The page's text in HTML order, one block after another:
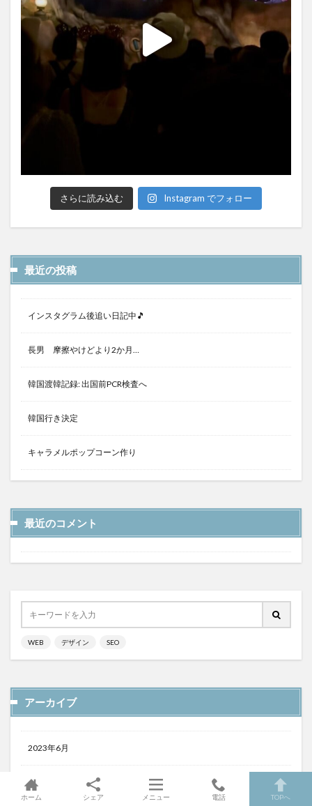
さらに読み込む Instagram でフォロー
最近の投稿
インスタグラム後追い日記中🎵
長男 摩擦やけどより2か月…
韓国渡韓記録: 出国前PCR検査へ
韓国行き決定
キャラメルポップコーン作り
最近のコメント
WEB デザイン SEO
アーカイブ
2023年6月
2022年10月
ホーム シェア メニュー 電話 TOPへ